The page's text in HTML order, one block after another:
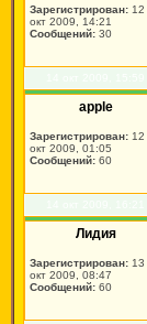
Зарегистрирован: 12
окт 2009, 14:21
Сообщений: 30
apple
Зарегистрирован: 12
окт 2009, 01:05
Сообщений: 60
Лидия
Зарегистрирован: 13
окт 2009, 08:47
Сообщений: 60